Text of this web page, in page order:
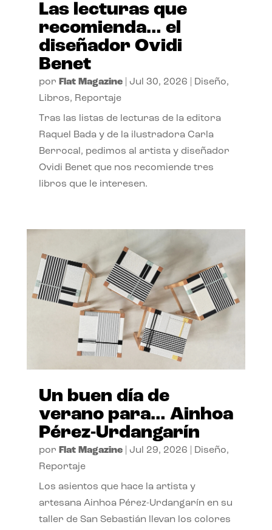
Las lecturas que
recomienda… el
diseñador Ovidi
Benet
por Flat Magazine| Jul 30, 2026 Diseño,
Libros, Reportaje
Tras las listas de lecturas de la editora
Raquel Bada y de la ilustradora Carla
Berrocal, pedimos al artista y diseñador
Ovidi Benet que nos recomiende tres
libros que le interesen.
Un buen día de
verano para… Ainhoa
Pérez-Urdangarín
por Flat Magazine| Jul 29, 2026 Diseño,
Reportaje
Los asientos que hace la artista y
artesana Ainhoa Pérez-Urdangarín en su
taller de San Sebastián llevan los colores